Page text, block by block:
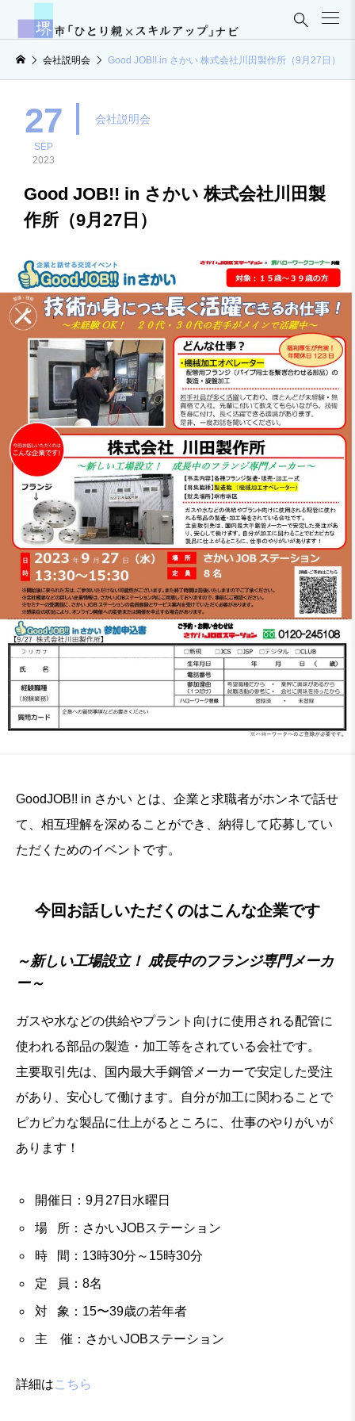

会社説明会 Good JOB!! in さかい 株式会社川田製作所（9月27日）
27
SEP
2023
会社説明会
Good JOB!! in さかい 株式会社川田製
作所（9月27日）
GoodJOB!! in さかい とは、企業と求職者がホンネで話せ
て、相互理解を深めることができ、納得して応募してい
ただくためのイベントです。
今回お話しいただくのはこんな企業です
～新しい工場設立！ 成長中のフランジ専門メーカ
ー～
ガスや水などの供給やプラント向けに使用される配管に
使われる部品の製造・加工等をされている会社です。
主要取引先は、国内最大手鋼管メーカーで安定した受注
があり、安心して働けます。自分が加工に関わることで
ピカピカな製品に仕上がるところに、仕事のやりがいが
あります！
開催日：9月27日水曜日
場 所：さかいJOBステーション
時 間：13時30分～15時30分
定 員：8名
対 象：15〜39歳の若年者
主 催：さかいJOBステーション
詳細はこちら